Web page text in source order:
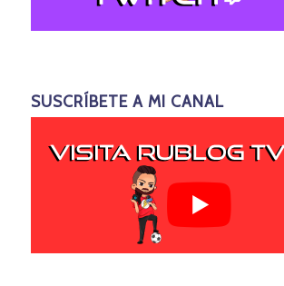
SUSCRÍBETE A MI CANAL